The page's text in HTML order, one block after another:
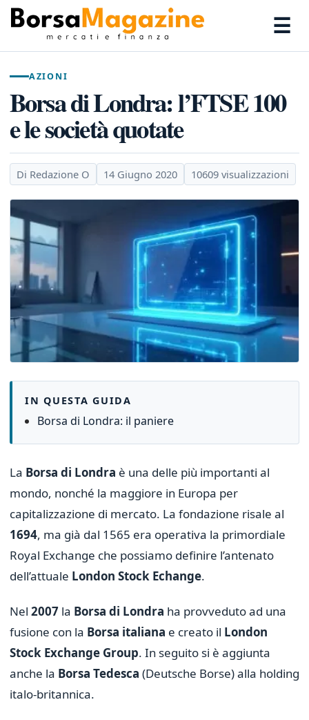
☰
AZIONI
Borsa di Londra: l’FTSE 100
e le società quotate
Di Redazione O 14 Giugno 2020 10609 visualizzazioni
IN QUESTA GUIDA
Borsa di Londra: il paniere
La Borsa di Londra è una delle più importanti al
mondo, nonché la maggiore in Europa per
capitalizzazione di mercato. La fondazione risale al
1694, ma già dal 1565 era operativa la primordiale
Royal Exchange che possiamo definire l’antenato
dell’attuale London Stock Echange.
Nel 2007 la Borsa di Londra ha provveduto ad una
fusione con la Borsa italiana e creato il London
Stock Exchange Group. In seguito si è aggiunta
anche la Borsa Tedesca (Deutsche Borse) alla holding
italo-britannica.